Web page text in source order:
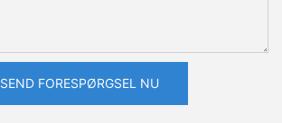
SEND FORESPØRGSEL NU